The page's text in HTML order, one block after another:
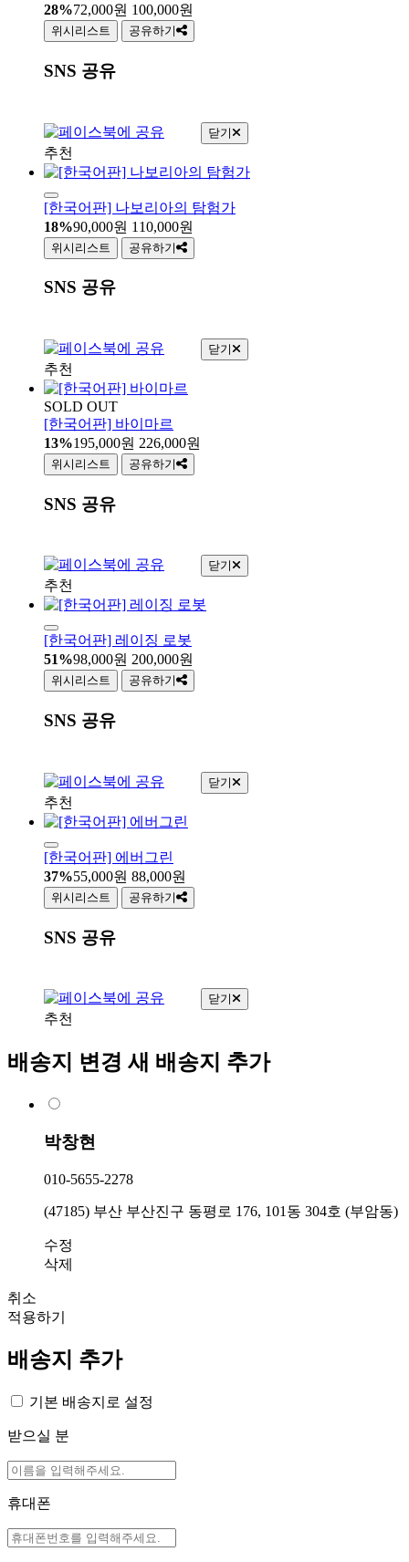
28%72,000원 100,000원
위시리스트 공유하기
SNS 공유
닫기
추천
[한국어판] 나보리아의 탐험가
18%90,000원 110,000원
위시리스트 공유하기
SNS 공유
닫기
추천
SOLD OUT
[한국어판] 바이마르
13%195,000원 226,000원
위시리스트 공유하기
SNS 공유
닫기
추천
[한국어판] 레이징 로봇
51%98,000원 200,000원
위시리스트 공유하기
SNS 공유
닫기
추천
[한국어판] 에버그린
37%55,000원 88,000원
위시리스트 공유하기
SNS 공유
닫기
추천
배송지 변경 새 배송지 추가
박창현
010-5655-2278
(47185) 부산 부산진구 동평로 176, 101동 304호 (부암동)
수정
삭제
취소
적용하기
배송지 추가
기본 배송지로 설정
받으실 분
휴대폰